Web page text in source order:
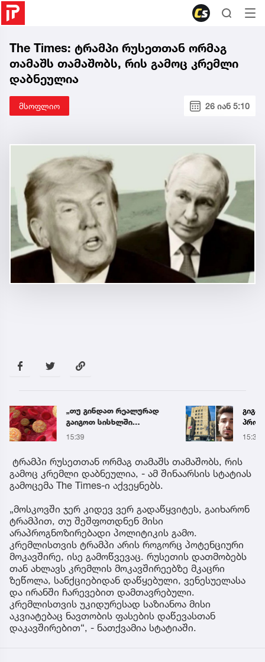
The Times: ტრამპი რუსეთთან ორმაგ
თამაშს თამაშობს, რის გამოც კრემლი
დაბნეულია
მსოფლიო 26 იან 5:10
„თუ გინდათ რეალურად
გაიგოთ სისხლში
ქოლესტეროლის დონე,
გიორგი ღოღობერიძის
რჩევა
15:39
გიგა
15:38
ტრამპი რუსეთთან ორმაგ თამაშს თამაშობს, რის
გამოც კრემლი დაბნეულია, - ამ შინაარსის სტატიას
გამოცემა The Times-ი აქვეყნებს.
„მოსკოვში ჯერ კიდევ ვერ გადაწყვიტეს, გაიხარონ
ტრამპით, თუ შეშფოთდნენ მისი
არაპროგნოზირებადი პოლიტიკის გამო.
კრემლისთვის ტრამპი არის როგორც პოტენციური
მოკავშირე, ისე გამოწვევაც. რუსეთის დათმობებს
თან ახლავს კრემლის მოკავშირეებზე მკაცრი
ზეწოლა, სანქციებიდან დაწყებული, ვენესუელასა
და ირანში ჩარევებით დამთავრებული.
კრემლისთვის უკიდურესად საზიანოა მისი
აკვიატებაც ნავთობის ფასების დაწევასთან
დაკავშირებით“, - ნათქვამია სტატიაში.